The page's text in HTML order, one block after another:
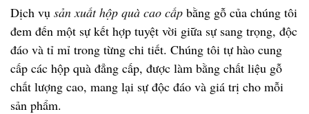
Dịch vụ sản xuất hộp quà cao cấp bằng gỗ của chúng tôi
đem đến một sự kết hợp tuyệt vời giữa sự sang trọng, độc
đáo và tỉ mỉ trong từng chi tiết. Chúng tôi tự hào cung
cấp các hộp quà đẳng cấp, được làm bằng chất liệu gỗ
chất lượng cao, mang lại sự độc đáo và giá trị cho mỗi
sản phẩm.